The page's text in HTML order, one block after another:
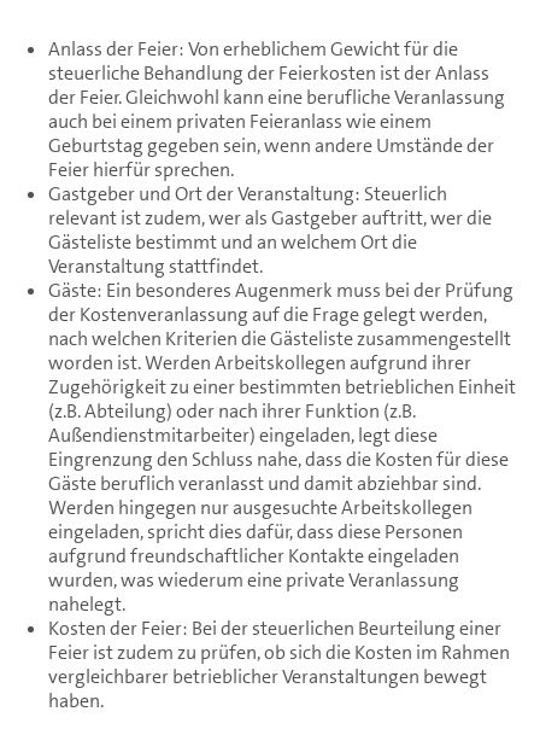
Anlass der Feier: Von erheblichem Gewicht für die
steuerliche Behandlung der Feierkosten ist der Anlass
der Feier. Gleichwohl kann eine berufliche Veranlassung
auch bei einem privaten Feieranlass wie einem
Geburtstag gegeben sein, wenn andere Umstände der
Feier hierfür sprechen.
Gastgeber und Ort der Veranstaltung: Steuerlich
relevant ist zudem, wer als Gastgeber auftritt, wer die
Gästeliste bestimmt und an welchem Ort die
Veranstaltung stattfindet.
Gäste: Ein besonderes Augenmerk muss bei der Prüfung
der Kostenveranlassung auf die Frage gelegt werden,
nach welchen Kriterien die Gästeliste zusammengestellt
worden ist. Werden Arbeitskollegen aufgrund ihrer
Zugehörigkeit zu einer bestimmten betrieblichen Einheit
(z.B. Abteilung) oder nach ihrer Funktion (z.B.
Außendienstmitarbeiter) eingeladen, legt diese
Eingrenzung den Schluss nahe, dass die Kosten für diese
Gäste beruflich veranlasst und damit abziehbar sind.
Werden hingegen nur ausgesuchte Arbeitskollegen
eingeladen, spricht dies dafür, dass diese Personen
aufgrund freundschaftlicher Kontakte eingeladen
wurden, was wiederum eine private Veranlassung
nahelegt.
Kosten der Feier: Bei der steuerlichen Beurteilung einer
Feier ist zudem zu prüfen, ob sich die Kosten im Rahmen
vergleichbarer betrieblicher Veranstaltungen bewegt
haben.